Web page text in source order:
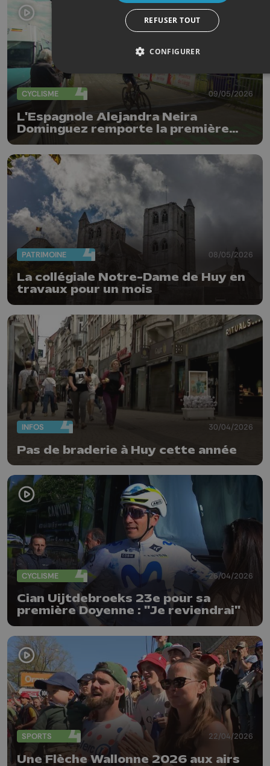
CYCLISME 09/05/2026
L'Espagnole Alejandra Neira
Dominguez remporte la première
édition féminine de Liège-
Bastogne-Liège Juniors
PATRIMOINE 08/05/2026
La collégiale Notre-Dame de Huy en
travaux pour un mois
INFOS 30/04/2026
Pas de braderie à Huy cette année
CYCLISME 26/04/2026
Cian Uijtdebroeks 23e pour sa
première Doyenne : "Je reviendrai"
SPORTS 22/04/2026
Une Flèche Wallonne 2026 aux airs
REFUSER TOUT
CONFIGURER